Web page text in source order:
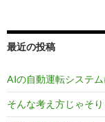
最近の投稿
AIの自動運転システ
そんな考え方じゃそ